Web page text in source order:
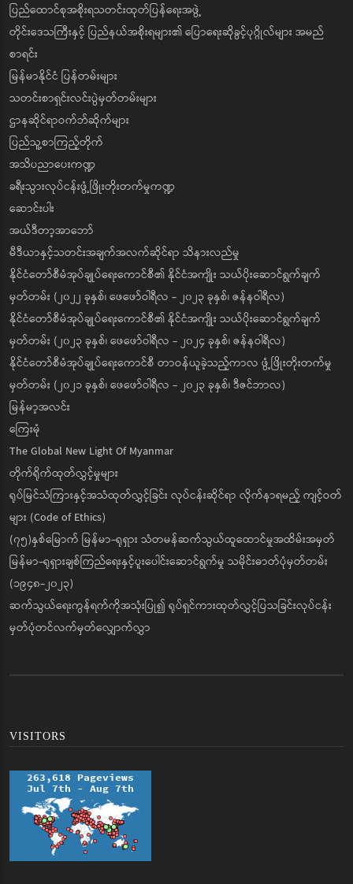
ပြည်ထောင်စုအစိုးရသတင်းထုတ်ပြန်ရေးအဖွဲ့
တိုင်းဒေသကြီးနှင့် ပြည်နယ်အစိုးရများ၏ ပြောရေးဆိုခွင့်ပုဂ္ဂိုလ်များ အမည်
စာရင်း
မြန်မာနိုင်ငံ ပြန်တမ်းများ
သတင်းစာရှင်းလင်းပွဲမှတ်တမ်းများ
ဌာနဆိုင်ရာဝက်ဘ်ဆိုက်များ
ပြည်သူ့စာကြည့်တိုက်
အသိပညာပေးကဏ္ဍ
ခရီးသွားလုပ်ငန်းဖွံ့ဖြိုးတိုးတက်မှုကဏ္ဍ
ဆောင်းပါး
အယ်ဒီတာ့အာဘော်
မီဒီယာနှင့်သတင်းအချက်အလက်ဆိုင်ရာ သိနားလည်မှု
နိုင်ငံတော်စီမံအုပ်ချုပ်ရေးကောင်စီ၏ နိုင်ငံအကျိုး သယ်ပိုးဆောင်ရွက်ချက်
မှတ်တမ်း (၂၀၂၂ ခုနှစ်၊ ဖေဖော်ဝါရီလ - ၂၀၂၃ ခုနှစ်၊ ဇန်နဝါရီလ)
နိုင်ငံတော်စီမံအုပ်ချုပ်ရေးကောင်စီ၏ နိုင်ငံအကျိုး သယ်ပိုးဆောင်ရွက်ချက်
မှတ်တမ်း (၂၀၂၃ ခုနှစ်၊ ဖေဖော်ဝါရီလ - ၂၀၂၄ ခုနှစ်၊ ဇန်နဝါရီလ)
နိုင်ငံတော်စီမံအုပ်ချုပ်ရေးကောင်စီ တာဝန်ယူခဲ့သည့်ကာလ ဖွံ့ဖြိုးတိုးတက်မှု
မှတ်တမ်း (၂၀၂၁ ခုနှစ်၊ ဖေဖော်ဝါရီလ - ၂၀၂၃ ခုနှစ်၊ ဒီဇင်ဘာလ)
မြန်မာ့အလင်း
ကြေးမုံ
The Global New Light Of Myanmar
တိုက်ရိုက်ထုတ်လွှင့်မှုများ
ရုပ်မြင်သံကြားနှင့်အသံထုတ်လွှင့်ခြင်း လုပ်ငန်းဆိုင်ရာ လိုက်နာရမည့် ကျင့်ဝတ်
များ (Code of Ethics)
(၇၅)နှစ်မြောက် မြန်မာ-ရုရှား သံတမန်ဆက်သွယ်ထူထောင်မှုအထိမ်းအမှတ်
မြန်မာ-ရုရှားချစ်ကြည်ရေးနှင့်ပူးပေါင်းဆောင်ရွက်မှု သမိုင်းဓာတ်ပုံမှတ်တမ်း
(၁၉၄၈-၂၀၂၃)
ဆက်သွယ်ရေးကွန်ရက်ကိုအသုံးပြု၍ ရုပ်ရှင်ကားထုတ်လွှင့်ပြသခြင်းလုပ်ငန်း
မှတ်ပုံတင်လက်မှတ်လျှောက်လွှာ
VISITORS